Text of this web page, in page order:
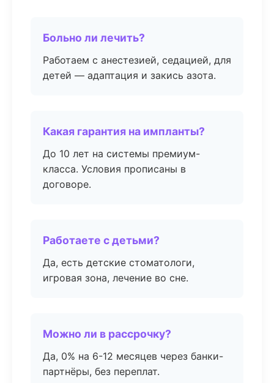
Больно ли лечить?
Работаем с анестезией, седацией, для
детей — адаптация и закись азота.
Какая гарантия на импланты?
До 10 лет на системы премиум-
класса. Условия прописаны в
договоре.
Работаете с детьми?
Да, есть детские стоматологи,
игровая зона, лечение во сне.
Можно ли в рассрочку?
Да, 0% на 6-12 месяцев через банки-
партнёры, без переплат.